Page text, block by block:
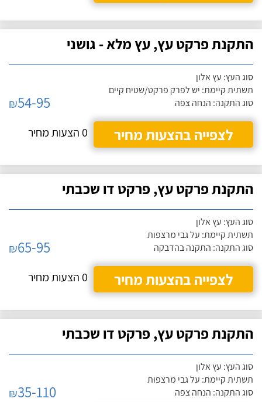
התקנת פרקט עץ, עץ מלא - גושני
סוג העץ: עץ אלון
תשתית קיימת: יש לפרק פרקט/שטיח קיים
סוג התקנה: הנחה צפה
₪54-95
לצפייה בהצעות מחיר
0 הצעות מחיר
התקנת פרקט עץ, פרקט דו שכבתי
סוג העץ: עץ אלון
תשתית קיימת: על גבי מרצפות
סוג התקנה: התקנה בהדבקה
₪65-95
לצפייה בהצעות מחיר
0 הצעות מחיר
התקנת פרקט עץ, פרקט דו שכבתי
סוג העץ: עץ אלון
תשתית קיימת: על גבי מרצפות
סוג התקנה: הנחה צפה
₪35-110